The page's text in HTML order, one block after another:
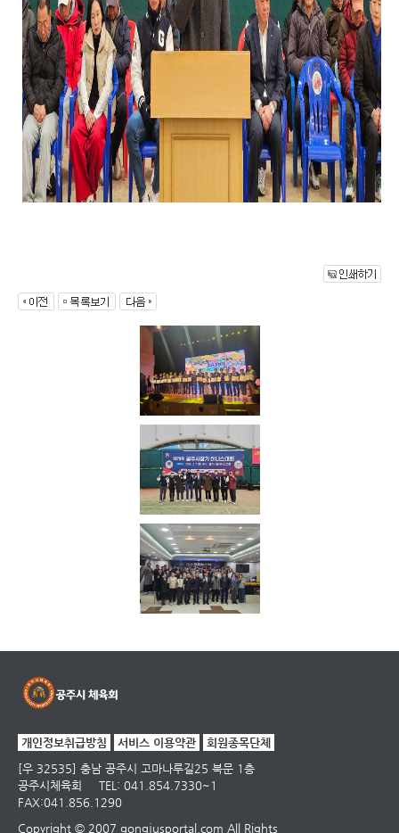
개인정보취급방침 서비스 이용약관
회원종목단체
[우 32535] 충남 공주시 고마나루길25 북문 1층
공주시체육회
TEL: 041.854.7330~1
FAX:041.856.1290
Copyright © 2007 gongjusportal.com All Rights